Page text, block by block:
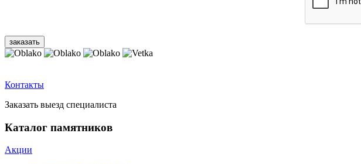
Контакты
Заказать выезд специалиста
Каталог памятников
Акции